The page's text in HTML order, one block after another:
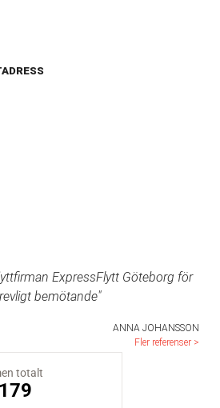
ExpressFlytt Göteborg för
bemötande"
ANNA JOHANSSON
Fler referenser >